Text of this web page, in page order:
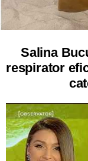
Salina
respirator